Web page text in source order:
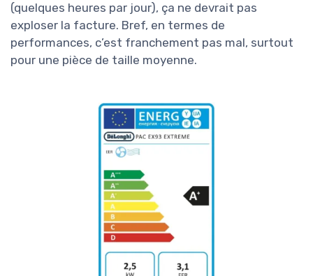
(quelques heures par jour), ça ne devrait pas
exploser la facture. Bref, en termes de
performances, c’est franchement pas mal, surtout
pour une pièce de taille moyenne.